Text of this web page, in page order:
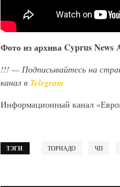
Фотоизархива Cyprus News
!!! — Подписывайтесь на
канал в Telegram
Информационный канал
ТЭГИ ТОРНАДО ЧП